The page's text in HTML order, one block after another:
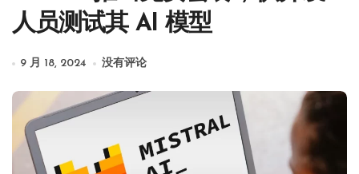
人员测试其 AI 模型
9 月 18, 2024 没有评论